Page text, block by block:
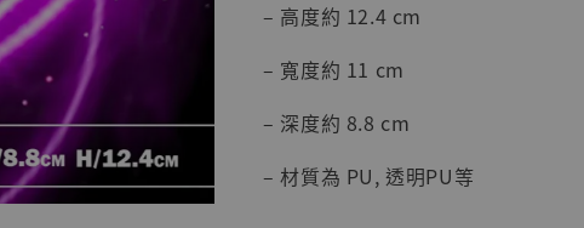
系列蒐藏雕像 布魯
Studio]
– 高度約 12.4 cm
– 寬度約 11 cm
– 深度約 8.8 cm
– 材質為 PU, 透明PU等